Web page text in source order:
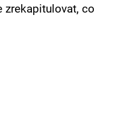
zrekapitulovat, co